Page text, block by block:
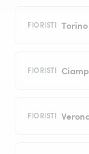
FIORISTI Torino
FIORISTI
FIORISTI